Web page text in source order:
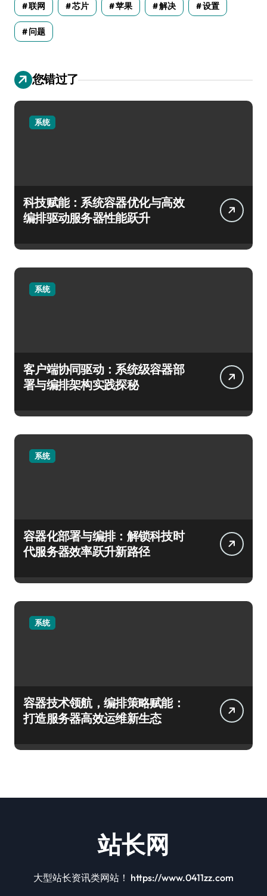
联网 芯片 苹果 解决 设置
问题
您错过了
系统
科技赋能：系统容器优化与高效
编排驱动服务器性能跃升
系统
客户端协同驱动：系统级容器部
署与编排架构实践探秘
系统
容器化部署与编排：解锁科技时
代服务器效率跃升新路径
系统
容器技术领航，编排策略赋能：
打造服务器高效运维新生态
站长网
大型站长资讯类网站！ https://www.0411zz.com